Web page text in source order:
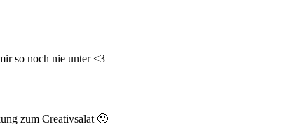
so noch nie unter <3
zum Creativsalat 🙂